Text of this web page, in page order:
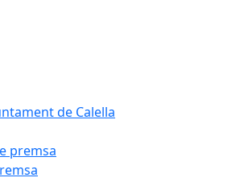
de Calella
premsa